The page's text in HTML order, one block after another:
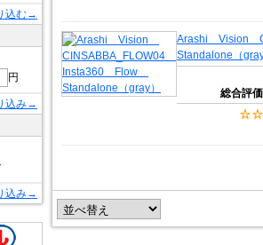
込む→
円
込み→
込み→
Arashi Vision
Standalone（
総合評価